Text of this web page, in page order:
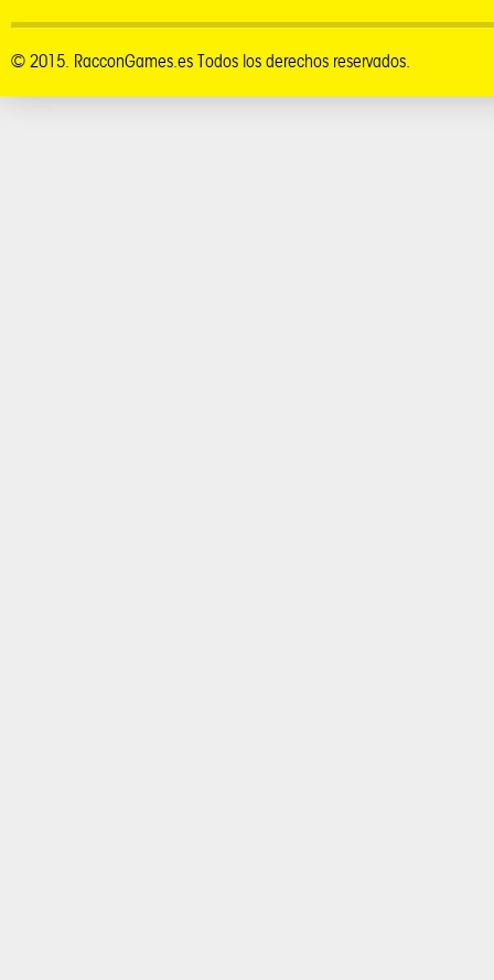
© 2015. RacconGames.es Todos los derechos reservados.